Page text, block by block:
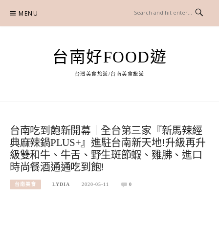
content
MENU
台南好FOOD遊
台灣美食旅遊/台南美食旅遊
台南吃到飽新開幕｜全台第三家『新馬辣經
典麻辣鍋PLUS+』進駐台南新天地!升級再升
級雙和牛、牛舌、野生斑節蝦、雞胇、進口
時尚餐酒通通吃到飽!
台南美食 LYDIA 2020-05-11 0